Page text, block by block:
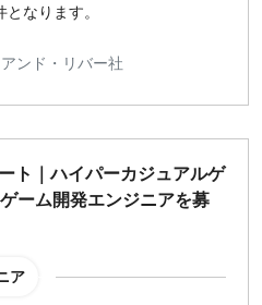
なります。
ンド・リバー社
ト｜ハイパーカジュアルゲ
ーム開発エンジニアを募
ア